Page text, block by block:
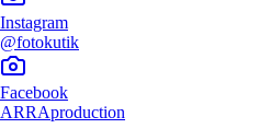
Instagram
@fotokutik
Facebook
ARRAproduction